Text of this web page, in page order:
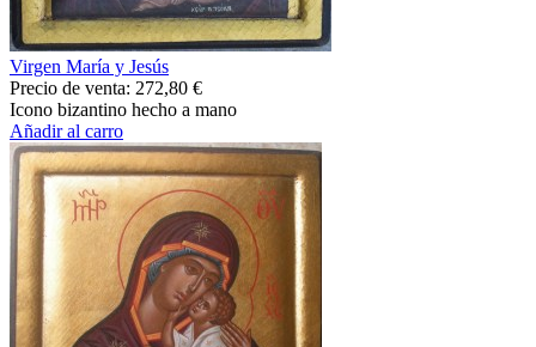
Virgen María y Jesús
Precio de venta: 272,80 €
Icono bizantino hecho a mano
Añadir al carro